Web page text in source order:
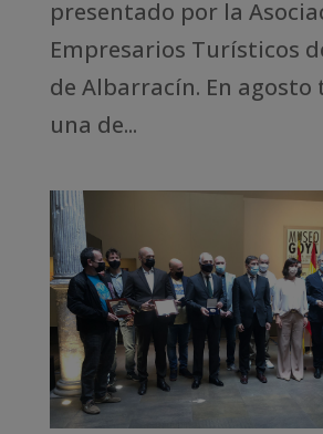
presentado por la
Empresarios Turísticos
de Albarracín. En
una de...